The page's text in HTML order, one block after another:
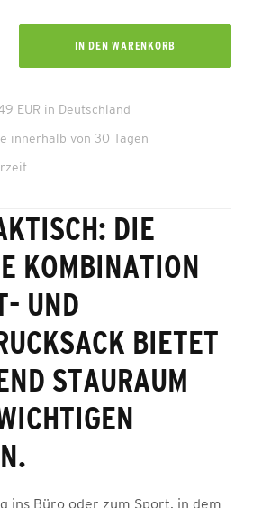
IN DEN WARENKORB
EUR in Deutschland
innerhalb von 30 Tagen
DIE
KOMBINATION
UND
BIETET
STAURAUM
ins Büro oder zum Sport, in dem